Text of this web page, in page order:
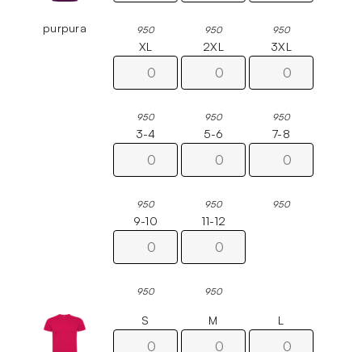
purpura 950 950 950
XL
950
2XL
950
3XL
950
3-4
950
5-6
950
7-8
950
9-10
950
11-12
950
S M L